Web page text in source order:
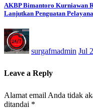
AKBP Bimantoro Kurniawan
Lanjutkan Penguatan
surgafmadmin Jul
Leave a Reply
Alamat email Anda tidak
ditandai *